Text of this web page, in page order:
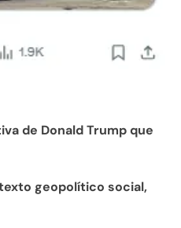
de Donald Trump que
geopolítico social,